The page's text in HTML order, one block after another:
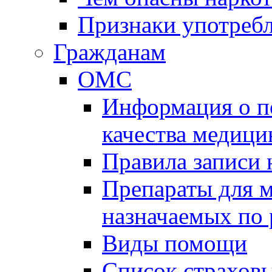
Признаки
Гражданам
ОМС
Информация о
качества
Правила
Препараты для
назначаемых
Виды помощи